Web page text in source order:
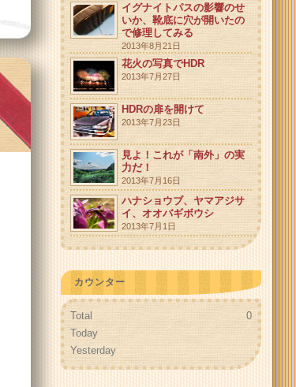
イグナイトパスの影響のせ
いか、靴底に穴が開いたの
で修理してみる
2013年8月21日
花火の写真でHDR
2013年7月27日
HDRの扉を開けて
2013年7月23日
見よ！これが「南外」の実
力だ！
2013年7月16日
ハナショウブ、ヤマアジサ
イ、オオバギボウシ
2013年7月1日
カウンター
0
Total
Today
Yesterday